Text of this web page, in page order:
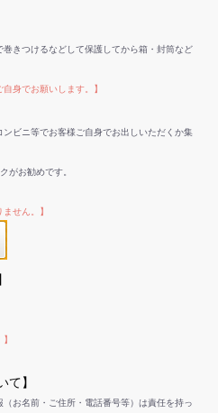
きつけるなどして保護してから箱・封筒など
身でお願いします。】
ビニ等でお客様ご自身でお出しいただくか集
がお勧めです。
せん。】
て】
お名前・ご住所・電話番号等）は責任を持っ